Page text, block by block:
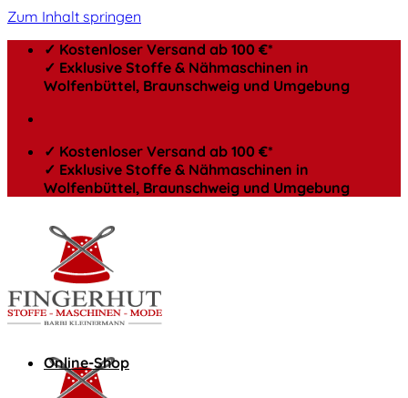
Zum Inhalt springen
✓ Kostenloser Versand ab 100 €*
✓ Exklusive Stoffe & Nähmaschinen in
Wolfenbüttel, Braunschweig und Umgebung
✓ Kostenloser Versand ab 100 €*
✓ Exklusive Stoffe & Nähmaschinen in
Wolfenbüttel, Braunschweig und Umgebung
Online-Shop